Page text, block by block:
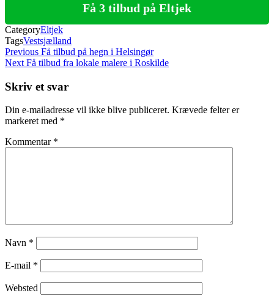
Få 3 tilbud på Eltjek
CategoryEltjek
TagsVestsjælland
Indlægsnavigation
Previous
Post
Previous Få tilbud på hegn i Helsingør
Next
Next Få tilbud fra lokale malere i Roskilde
Skriv et svar
Din e-mailadresse vil ikke blive publiceret. Krævede felter er
markeret med *
Kommentar *
Navn *
E-mail *
Websted